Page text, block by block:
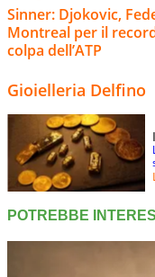
Sinner: Djokovic,
Montreal per il
colpa dell’ATP
Gioielleria Delfino